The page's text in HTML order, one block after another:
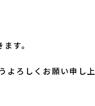
す。
よろしくお願い申し上